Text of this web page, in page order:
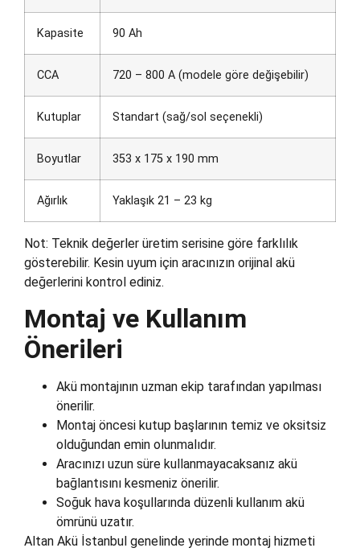
Kapasite 90 Ah
CCA 720 – 800 A (modele göre değişebilir)
Kutuplar Standart (sağ/sol seçenekli)
Boyutlar 353 x 175 x 190 mm
Ağırlık Yaklaşık 21 – 23 kg
Not: Teknik değerler üretim serisine göre farklılık
gösterebilir. Kesin uyum için aracınızın orijinal akü
değerlerini kontrol ediniz.
Montaj ve Kullanım
Önerileri
Akü montajının uzman ekip tarafından yapılması
önerilir.
Montaj öncesi kutup başlarının temiz ve oksitsiz
olduğundan emin olunmalıdır.
Aracınızı uzun süre kullanmayacaksanız akü
bağlantısını kesmeniz önerilir.
Soğuk hava koşullarında düzenli kullanım akü
ömrünü uzatır.
Altan Akü İstanbul genelinde yerinde montaj hizmeti